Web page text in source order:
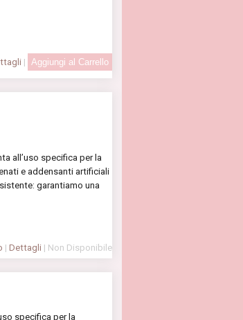
|
all’uso specifica per la
e addensanti artificiali
garantiamo una
| Dettagli | Non Disponibile
specifica per la